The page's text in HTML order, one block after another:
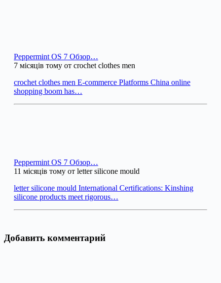
Peppermint OS 7 Обзор…
7 місяців тому от crochet clothes men
crochet clothes men E-commerce Platforms China online
shopping boom has…
Peppermint OS 7 Обзор…
11 місяців тому от letter silicone mould
letter silicone mould International Certifications: Kinshing
silicone products meet rigorous…
Добавить комментарий